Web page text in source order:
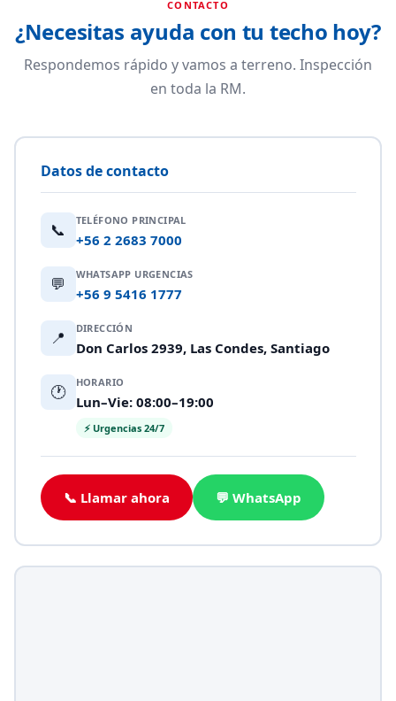
CONTACTO
¿Necesitas ayuda con tu techo hoy?
Respondemos rápido y vamos a terreno. Inspección
en toda la RM.
Datos de contacto
📞 TELÉFONO PRINCIPAL
+56 2 2683 7000
💬 WHATSAPP URGENCIAS
+56 9 5416 1777
📍 DIRECCIÓN
Don Carlos 2939, Las Condes, Santiago
🕐 HORARIO
Lun–Vie: 08:00–19:00
⚡ Urgencias 24/7
📞 Llamar ahora 💬 WhatsApp